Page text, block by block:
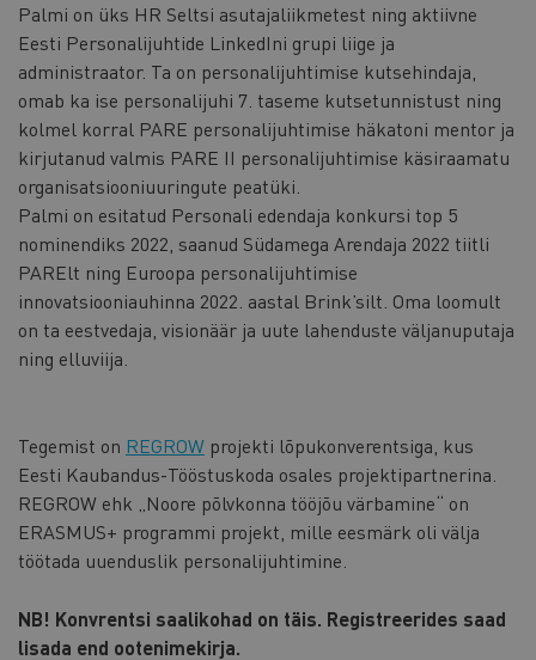
Palmi on üks HR Seltsi asutajaliikmetest ning aktiivne
Eesti Personalijuhtide LinkedIni grupi liige ja
administraator. Ta on personalijuhtimise kutsehindaja,
omab ka ise personalijuhi 7. taseme kutsetunnistust ning
kolmel korral PARE personalijuhtimise häkatoni mentor ja
kirjutanud valmis PARE II personalijuhtimise käsiraamatu
organisatsiooniuuringute peatüki.
Palmi on esitatud Personali edendaja konkursi top 5
nominendiks 2022, saanud Südamega Arendaja 2022 tiitli
PARElt ning Euroopa personalijuhtimise
innovatsiooniauhinna 2022. aastal Brink’silt. Oma loomult
on ta eestvedaja, visionäär ja uute lahenduste väljanuputaja
ning elluviija.
Tegemist on REGROW projekti lõpukonverentsiga, kus
Eesti Kaubandus-Tööstuskoda osales projektipartnerina.
REGROW ehk „Noore põlvkonna tööjõu värbamine“ on
ERASMUS+ programmi projekt, mille eesmärk oli välja
töötada uuenduslik personalijuhtimine.
NB! Konvrentsi saalikohad on täis. Registreerides saad
lisada end ootenimekirja.